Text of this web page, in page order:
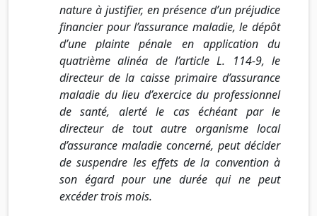
nature à justifier, en présence d’un préjudice
financier pour l’assurance maladie, le dépôt
d’une plainte pénale en application du
quatrième alinéa de l’article L. 114-9, le
directeur de la caisse primaire d’assurance
maladie du lieu d’exercice du professionnel
de santé, alerté le cas échéant par le
directeur de tout autre organisme local
d’assurance maladie concerné, peut décider
de suspendre les effets de la convention à
son égard pour une durée qui ne peut
excéder trois mois.